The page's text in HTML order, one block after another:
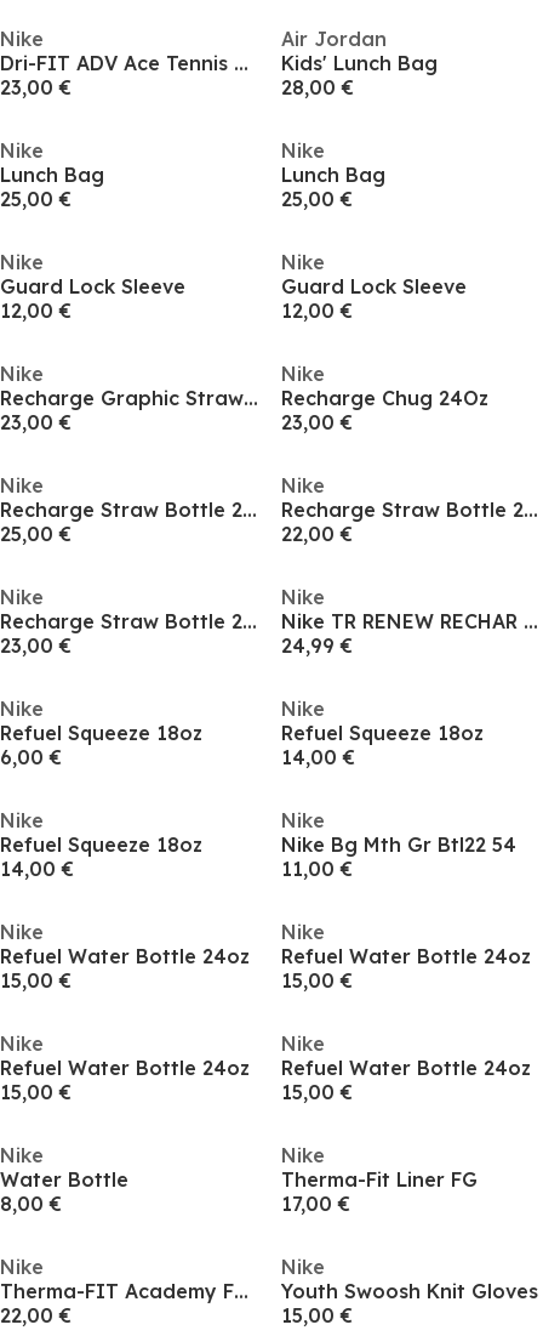
Nike
Dri-FIT ADV Ace Tennis Visor
23,00 €
Air Jordan
Kids' Lunch Bag
28,00 €
Nike
Lunch Bag
25,00 €
Nike
Lunch Bag
25,00 €
Nike
Guard Lock Sleeve
12,00 €
Nike
Guard Lock Sleeve
12,00 €
Nike
Recharge Graphic Straw 24oz
23,00 €
Nike
Recharge Chug 24Oz
23,00 €
Nike
Recharge Straw Bottle 24oz
25,00 €
Nike
Recharge Straw Bottle 24oz
22,00 €
Nike
Recharge Straw Bottle 24oz
23,00 €
Nike
Nike TR RENEW RECHAR 32
24,99 €
Nike
Refuel Squeeze 18oz
6,00 €
Nike
Refuel Squeeze 18oz
14,00 €
Nike
Refuel Squeeze 18oz
14,00 €
Nike
Nike Bg Mth Gr Btl22 54
11,00 €
Nike
Refuel Water Bottle 24oz
15,00 €
Nike
Refuel Water Bottle 24oz
15,00 €
Nike
Refuel Water Bottle 24oz
15,00 €
Nike
Refuel Water Bottle 24oz
15,00 €
Nike
Water Bottle
8,00 €
Nike
Therma-Fit Liner FG
17,00 €
Nike
Therma-FIT Academy Football Gloves Adults
22,00 €
Nike
Youth Swoosh Knit Gloves
15,00 €